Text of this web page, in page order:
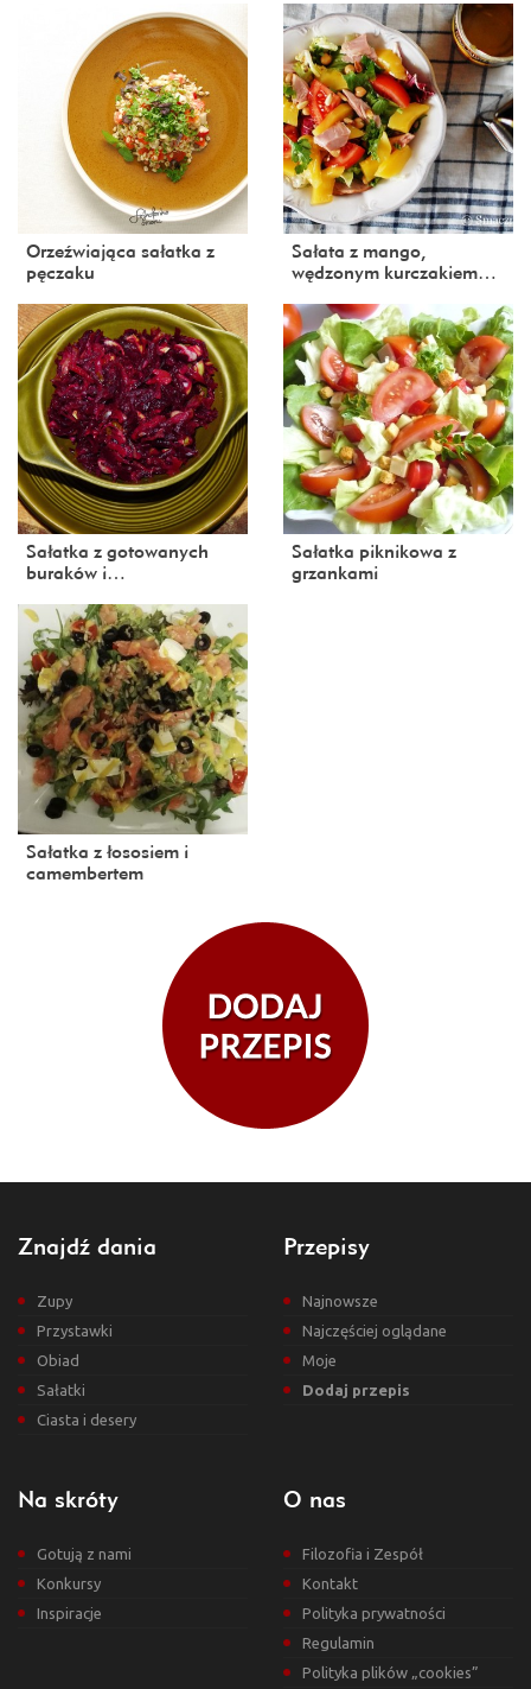
Orzeźwiająca sałatka z
pęczaku
Sałata z mango,
wędzonym kurczakiem…
Sałatka z gotowanych
buraków i…
Sałatka piknikowa z
grzankami
Sałatka z łososiem i
camembertem
Znajdź dania
Zupy
Przystawki
Obiad
Sałatki
Ciasta i desery
Przepisy
Najnowsze
Najczęściej oglądane
Moje
Dodaj przepis
Na skróty
Gotują z nami
Konkursy
Inspiracje
O nas
Filozofia i Zespół
Kontakt
Polityka prywatności
Regulamin
Polityka plików „cookies”